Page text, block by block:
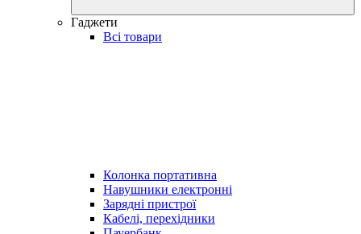
Гаджети
Всі товари
Колонка портативна
Навушники електронні
Зарядні пристрої
Кабелі, перехідники